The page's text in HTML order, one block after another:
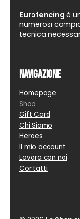
Eurofencing è
numerosi
tecnica
Navigazione
Homepage
Shop
Gift Card
Chi Siamo
Heroes
Il mio account
Lavora con noi
Contatti